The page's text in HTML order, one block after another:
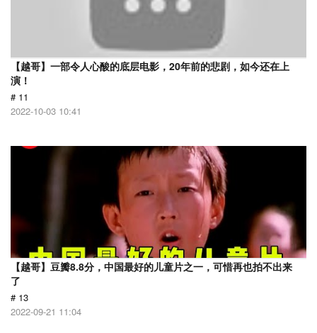
【越哥】一部令人心酸的底层电影，20年前的悲剧，如今还在上
演！
# 11
2022-10-03 10:41
【越哥】豆瓣8.8分，中国最好的儿童片之一，可惜再也拍不出来
了
# 13
2022-09-21 11:04